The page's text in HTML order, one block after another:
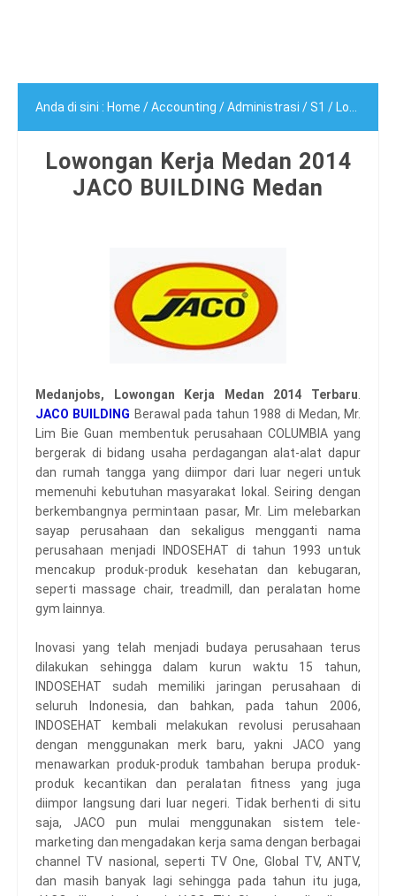
Anda di sini : Home /Accounting /Administrasi /S1 / Lowongan Kerja Medan 2014 JACO BUILDING Medan
Lowongan Kerja Medan 2014
JACO BUILDING Medan
Medanjobs, Lowongan Kerja Medan 2014 Terbaru
JACO BUILDING Berawal pada tahun 1988 di Medan, Mr.
Lim Bie Guan membentuk perusahaan COLUMBIA yang
bergerak di bidang usaha perdagangan alat-alat dapur
dan rumah tangga yang diimpor dari luar negeri untuk
memenuhi kebutuhan masyarakat lokal. Seiring dengan
berkembangnya permintaan pasar, Mr. Lim melebarkan
sayap perusahaan dan sekaligus mengganti nama
perusahaan menjadi INDOSEHAT di tahun 1993 untuk
mencakup produk-produk kesehatan dan kebugaran,
seperti massage chair, treadmill, dan peralatan home
gym lainnya.
Inovasi yang telah menjadi budaya perusahaan terus
dilakukan sehingga dalam kurun waktu 15 tahun,
INDOSEHAT sudah memiliki jaringan perusahaan di
seluruh Indonesia, dan bahkan, pada tahun 2006,
INDOSEHAT kembali melakukan revolusi perusahaan
dengan menggunakan merk baru, yakni JACO yang
menawarkan produk-produk tambahan berupa produk-
produk kecantikan dan peralatan fitness yang juga
diimpor langsung dari luar negeri. Tidak berhenti di situ
saja, JACO pun mulai menggunakan sistem tele-
marketing dan mengadakan kerja sama dengan berbagai
channel TV nasional, seperti TV One, Global TV, ANTV,
dan masih banyak lagi sehingga pada tahun itu juga,